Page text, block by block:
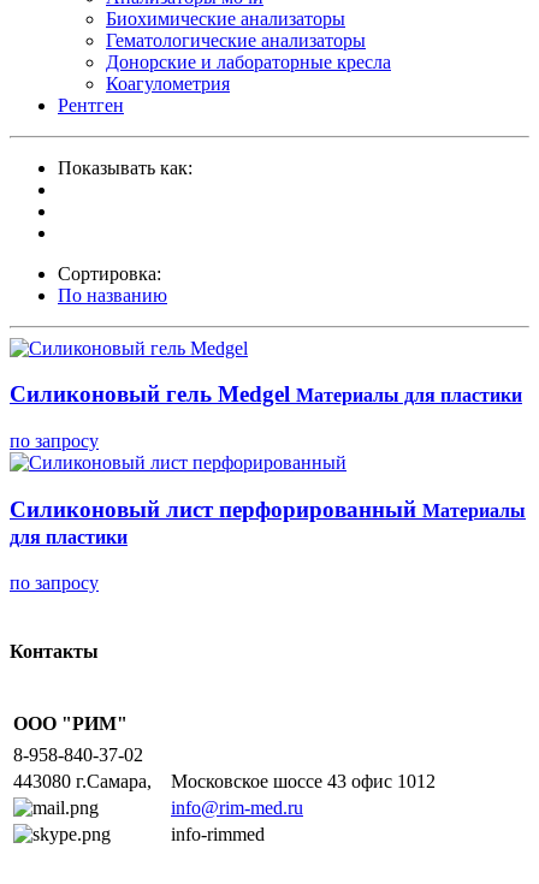
Биохимические анализаторы
Гематологические анализаторы
Донорские и лабораторные кресла
Коагулометрия
Рентген
Показывать как:
Сортировка:
По названию
Силиконовый гель Medgel Материалы для пластики
по запросу
Силиконовый лист перфорированный Материалы
для пластики
по запросу
Контакты
ООО "РИМ"
8-958-840-37-02
443080 г.Самара,
Московское шоссе 43 офис 1012
info@rim-med.ru
info-rimmed